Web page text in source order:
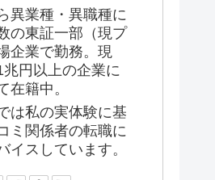
異業種・異職種に
の東証一部（現プ
企業で勤務。現
円以上の企業に
在籍中。
は私の実体験に基
ミ関係者の転職に
イスしています。